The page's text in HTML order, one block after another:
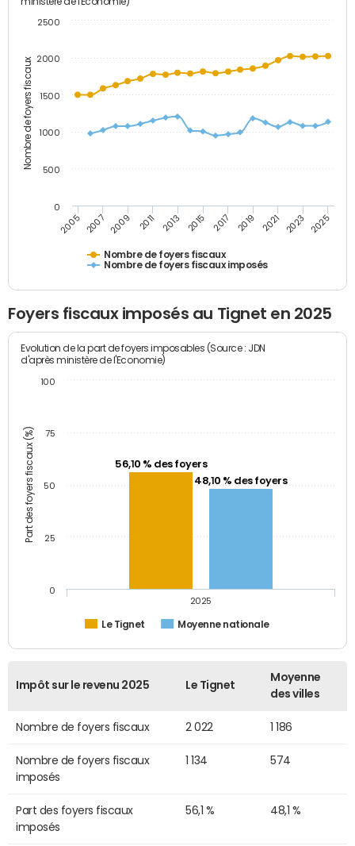
Nombre de foyers fiscaux
Nombre de foyers fiscaux
Nombre de foyers fiscaux imposés
2005 2007 2009 2011 2013 2015 2017 2019 2021 2023 2025
0
500
1000
1500
2000
2500
Foyers fiscaux imposés au Tignet en 2025
Part des foyers fiscaux (%)
Evolution de la part de foyers imposables (Source : JDN
d'après ministère de l'Economie)
56,10 % des foyers
48,10 % des foyers
Le Tignet Moyenne nationale
2025
0
25
50
75
100
Impôt sur le revenu 2025 Le Tignet
Moyenne
des villes
Nombre de foyers fiscaux 2 022 1 186
Nombre de foyers fiscaux
imposés
1 134 574
Part des foyers fiscaux
imposés
56,1 % 48,1 %